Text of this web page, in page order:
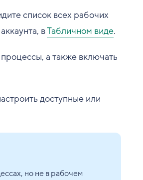
список всех рабочих
вТабличном виде.
а также включать
доступные или
но не в рабочем